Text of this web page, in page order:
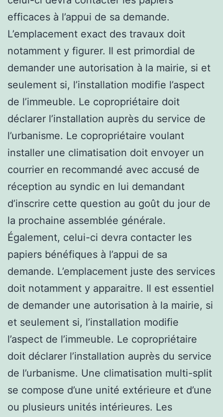
efficaces à l’appui de sa demande.
L’emplacement exact des travaux doit
notamment y figurer. Il est primordial de
demander une autorisation à la mairie, si et
seulement si, l’installation modifie l’aspect
de l’immeuble. Le copropriétaire doit
déclarer l’installation auprès du service de
l’urbanisme. Le copropriétaire voulant
installer une climatisation doit envoyer un
courrier en recommandé avec accusé de
réception au syndic en lui demandant
d’inscrire cette question au goût du jour de
la prochaine assemblée générale.
Également, celui-ci devra contacter les
papiers bénéfiques à l’appui de sa
demande. L’emplacement juste des services
doit notamment y apparaitre. Il est essentiel
de demander une autorisation à la mairie, si
et seulement si, l’installation modifie
l’aspect de l’immeuble. Le copropriétaire
doit déclarer l’installation auprès du service
de l’urbanisme. Une climatisation multi-split
se compose d’une unité extérieure et d’une
ou plusieurs unités intérieures. Les